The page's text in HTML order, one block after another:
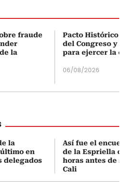
fraude
la
Pacto Histórico
del Congreso y
para ejercer la
06/08/2026
la
en
delegados
Así fue el
de la Espriella
horas antes de
Cali